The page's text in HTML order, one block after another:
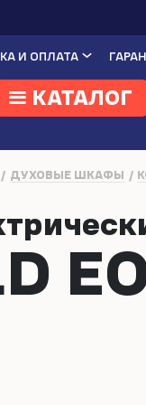
И ОПЛАТА
КАТАЛОГ
ДУХОВЫЕ ШКАФЫ